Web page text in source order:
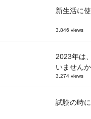
新生活に
3,846 views
2023年は
いません
3,274 views
試験の時